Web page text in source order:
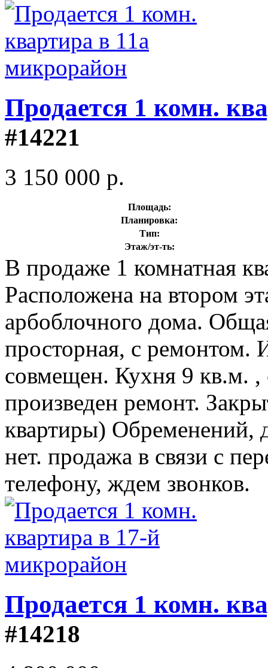
Продается 1 комн.
#14221
3 150 000 р.
Площадь:
Планировка:
Тип:
Этаж/эт-ть:
В продаже 1 комнатная
Расположена на втором
арбоблочного дома.
просторная, с ремонтом.
совмещен. Кухня 9 кв.м. ,
произведен ремонт.
квартиры) Обременений,
нет. продажа в связи с
телефону, ждем звонков.
Продается 1 комн.
#14218